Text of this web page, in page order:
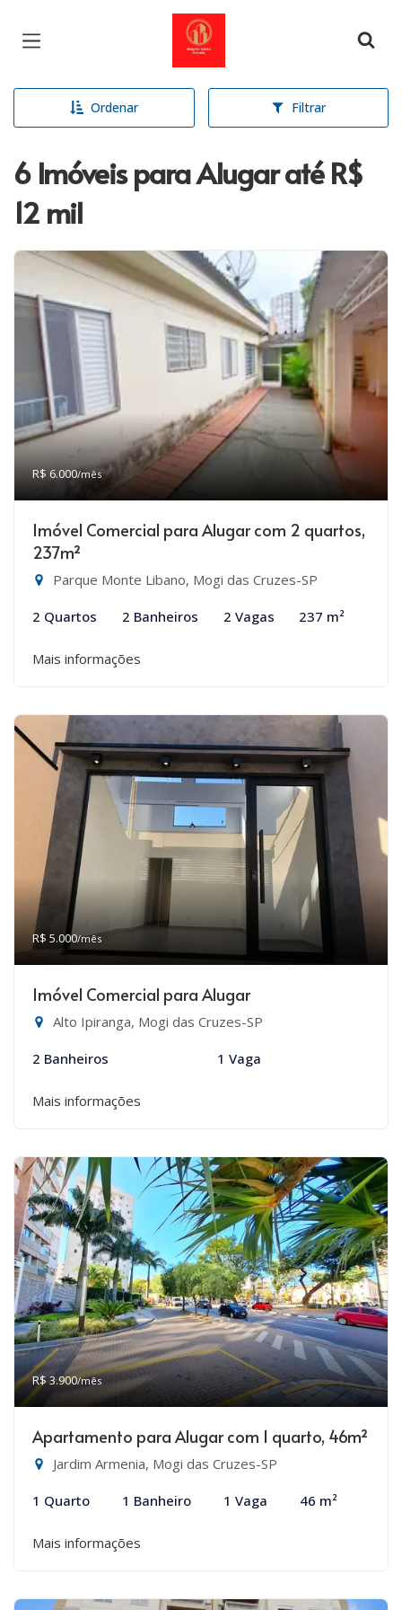
Página inicial
Ordenar Filtrar
6 Imóveis para Alugar até R$
12 mil
R$ 6.000/mês
Imóvel Comercial para Alugar com 2 quartos,
237m²
Parque Monte Libano, Mogi das Cruzes-SP
2 Quartos 2 Banheiros 2 Vagas 237 m²
Mais informações
R$ 5.000/mês
Imóvel Comercial para Alugar
Alto Ipiranga, Mogi das Cruzes-SP
2 Banheiros 1 Vaga
Mais informações
R$ 3.900/mês
Apartamento para Alugar com 1 quarto, 46m²
Jardim Armenia, Mogi das Cruzes-SP
1 Quarto 1 Banheiro 1 Vaga 46 m²
Mais informações